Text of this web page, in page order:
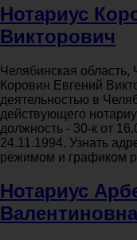
Нотариус
Викторович
Челябинская область,
Коровин Евгений
деятельностью в
действующего
должность - 30-к от
24.11.1994. Узнать
режимом и графиком
Нотариус
Валентиновна